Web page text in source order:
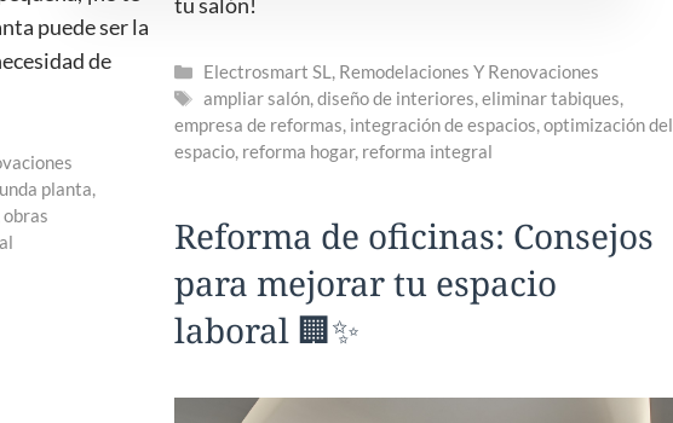
puede ser la
de
planta,
obras
Categorías
Electrosmart SL, Remodelaciones Y Renovaciones
Etiquetas
ampliar salón,diseño de interiores,eliminar tabiques,
empresa de reformas, integración de espacios,optimización del
espacio, reforma hogar, reforma integral
Reforma de oficinas: Consejos
para mejorar tu espacio
laboral 🏢✨